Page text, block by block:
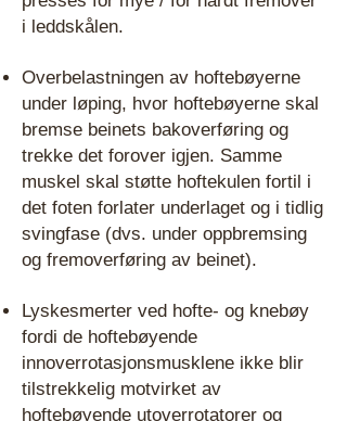
i leddskålen.
Overbelastningen av hoftebøyerne
under løping, hvor hoftebøyerne skal
bremse beinets bakoverføring og
trekke det forover igjen. Samme
muskel skal støtte hoftekulen fortil i
det foten forlater underlaget og i tidlig
svingfase (dvs. under oppbremsing
og fremoverføring av beinet).
Lyskesmerter ved hofte- og knebøy
fordi de hoftebøyende
innoverrotasjonsmusklene ikke blir
tilstrekkelig motvirket av
hoftebøyende utoverrotatorer og